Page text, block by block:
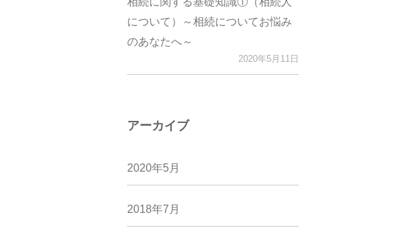
について）～相続についてお悩み
のあなたへ～
2020年5月11日
アーカイブ
2020年5月
2018年7月